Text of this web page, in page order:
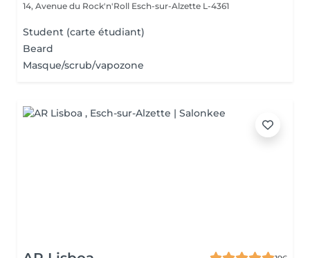
14, Avenue du Rock'n'Roll Esch-sur-Alzette L-4361
Student (carte étudiant)
Beard
Masque/scrub/vapozone